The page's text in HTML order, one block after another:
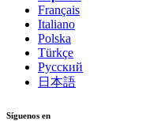
Français
Italiano
Polska
Türkçe
Русский
日本語
Síguenos en